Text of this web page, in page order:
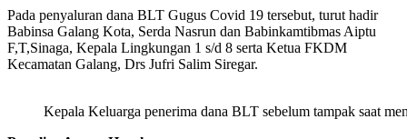
Pada penyaluran dana BLT Gugus Covid 19 tersebut, turut hadir
Babinsa Galang Kota, Serda Nasrun dan Babinkamtibmas Aiptu
F,T,Sinaga, Kepala Lingkungan 1 s/d 8 serta Ketua FKDM
Kecamatan Galang, Drs Jufri Salim Siregar.
Kepala Keluarga penerima dana BLT sebelum tampak saat